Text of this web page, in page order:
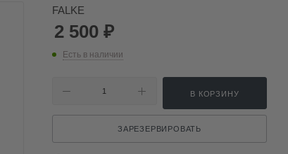
FALKE
2 500 ₽
Есть в наличии
В КОРЗИНУ
ЗАРЕЗЕРВИРОВАТЬ